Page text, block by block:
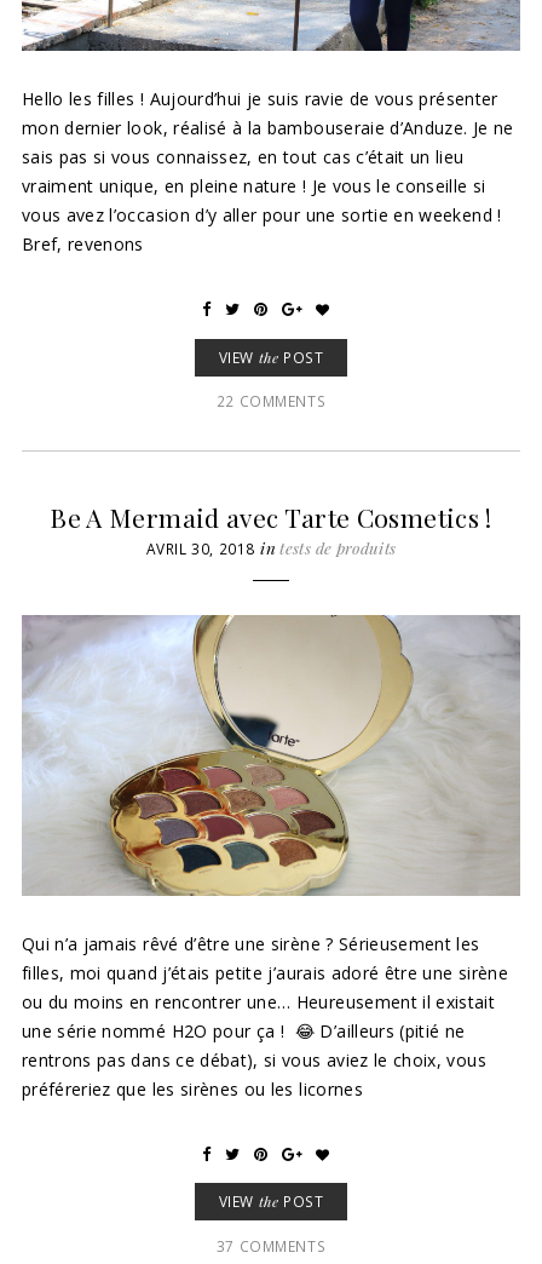
Hello les filles ! Aujourd’hui je suis ravie de vous présenter
mon dernier look, réalisé à la bambouseraie d’Anduze. Je ne
sais pas si vous connaissez, en tout cas c’était un lieu
vraiment unique, en pleine nature ! Je vous le conseille si
vous avez l’occasion d’y aller pour une sortie en weekend !
Bref, revenons
VIEW the POST
22 COMMENTS
Be A Mermaid avec Tarte Cosmetics !
AVRIL 30, 2018 intests de produits
Qui n’a jamais rêvé d’être une sirène ? Sérieusement les
filles, moi quand j’étais petite j’aurais adoré être une sirène
ou du moins en rencontrer une… Heureusement il existait
une série nommé H2O pour ça ! 😂 D’ailleurs (pitié ne
rentrons pas dans ce débat), si vous aviez le choix, vous
préféreriez que les sirènes ou les licornes
VIEW the POST
37 COMMENTS